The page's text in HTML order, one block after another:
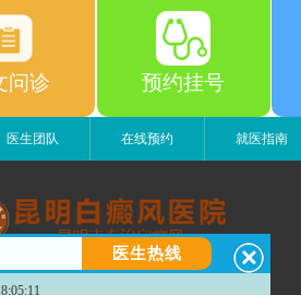
问诊 预约挂号
医生团队 在线预约 就医指南
昆明白癜风医院
昆明市五华区护国路2号
医生热线